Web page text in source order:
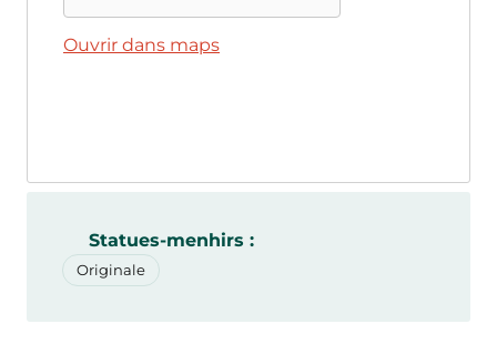
Ouvrir dans maps
Statues-menhirs :
Originale